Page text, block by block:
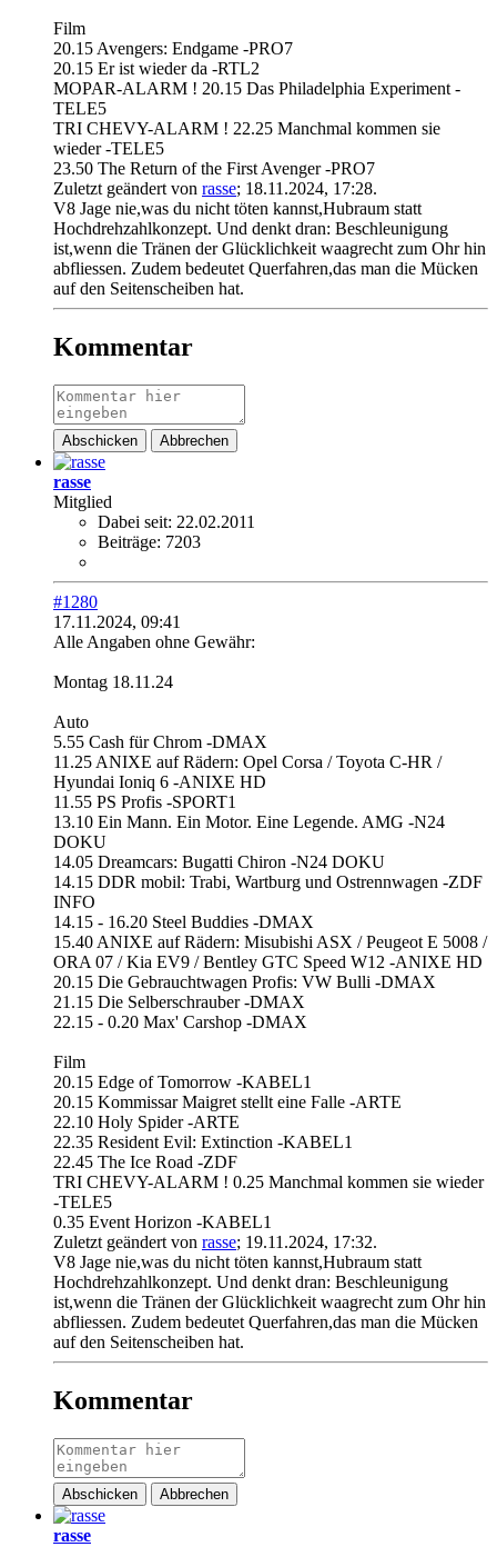
Film​
​20.15 Avengers: Endgame -PRO7
20.15 Er ist wieder da -RTL2
MOPAR-ALARM ! 20.15 Das Philadelphia Experiment -
TELE5
TRI CHEVY-ALARM ! 22.25 Manchmal kommen sie
wieder -TELE5
23.50 The Return of the First Avenger -PRO7
Zuletzt geändert von rasse; 18.11.2024, 17:28.
V8 Jage nie,was du nicht töten kannst,Hubraum statt
Hochdrehzahlkonzept. Und denkt dran: Beschleunigung
ist,wenn die Tränen der Glücklichkeit waagrecht zum Ohr hin
abfliessen. Zudem bedeutet Querfahren,das man die Mücken
auf den Seitenscheiben hat.
Kommentar
Abschicken Abbrechen
rasse
Mitglied
Dabei seit: 22.02.2011
Beiträge: 7203
#1280
17.11.2024, 09:41
Alle Angaben ohne Gewähr:
Montag 18.11.24
Auto
5.55 Cash für Chrom -DMAX
11.25 ANIXE auf Rädern: Opel Corsa / Toyota C-HR /
Hyundai Ioniq 6 -ANIXE HD
11.55 PS Profis -SPORT1
13.10 Ein Mann. Ein Motor. Eine Legende. AMG -N24
DOKU
14.05 Dreamcars: Bugatti Chiron -N24 DOKU
14.15 DDR mobil: Trabi, Wartburg und Ostrennwagen -ZDF
INFO
14.15 - 16.20 Steel Buddies -DMAX
15.40 ANIXE auf Rädern: Misubishi ASX / Peugeot E 5008 /
ORA 07 / Kia EV9 / Bentley GTC Speed W12 -ANIXE HD
20.15 Die Gebrauchtwagen Profis: VW Bulli -DMAX
21.15 Die Selberschrauber -DMAX
22.15 - 0.20 Max' Carshop -DMAX
Film
20.15 Edge of Tomorrow -KABEL1
20.15 Kommissar Maigret stellt eine Falle -ARTE
22.10 Holy Spider -ARTE
22.35 Resident Evil: Extinction -KABEL1
22.45 The Ice Road -ZDF
TRI CHEVY-ALARM ! 0.25 Manchmal kommen sie wieder
-TELE5
0.35 Event Horizon -KABEL1
Zuletzt geändert von rasse; 19.11.2024, 17:32.
V8 Jage nie,was du nicht töten kannst,Hubraum statt
Hochdrehzahlkonzept. Und denkt dran: Beschleunigung
ist,wenn die Tränen der Glücklichkeit waagrecht zum Ohr hin
abfliessen. Zudem bedeutet Querfahren,das man die Mücken
auf den Seitenscheiben hat.
Kommentar
Abschicken Abbrechen
rasse